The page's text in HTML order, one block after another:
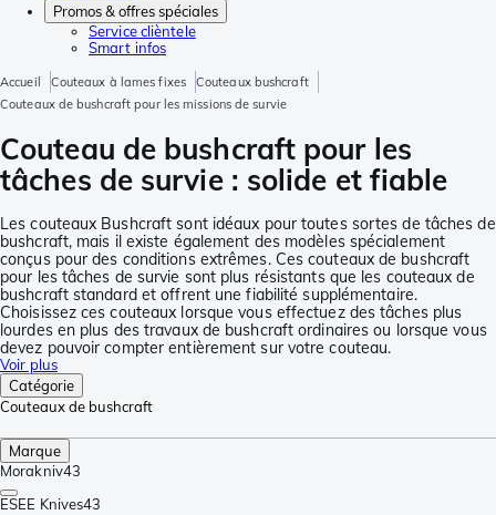
Promos & offres spéciales
Service clièntele
Smart infos
Accueil Couteaux à lames fixes
Couteaux bushcraft
Couteaux de bushcraft pour les missions de survie
Couteau de bushcraft pour les
tâches de survie : solide et fiable
Les couteaux Bushcraft sont idéaux pour toutes sortes de tâches de
bushcraft, mais il existe également des modèles spécialement
conçus pour des conditions extrêmes. Ces couteaux de bushcraft
pour les tâches de survie sont plus résistants que les couteaux de
bushcraft standard et offrent une fiabilité supplémentaire.
Choisissez ces couteaux lorsque vous effectuez des tâches plus
lourdes en plus des travaux de bushcraft ordinaires ou lorsque vous
devez pouvoir compter entièrement sur votre couteau.
Voir plus
Catégorie
Couteaux de bushcraft
Marque
Morakniv43
ESEE Knives43